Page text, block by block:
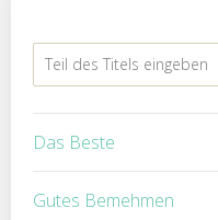
Teil
des
Titels
eingeben
Das Beste
Gutes Bemehmen